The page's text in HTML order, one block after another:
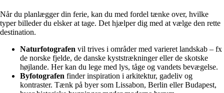
Når du planlægger din ferie, kan du med fordel tænke over, hvilke
typer billeder du elsker at tage. Det hjælper dig med at vælge den rette
destination.
Naturfotografen vil trives i områder med varieret landskab – fx
de norske fjelde, de danske kyststrækninger eller de skotske
højlande. Her kan du lege med lys, tåge og vandets bevægelse.
Byfotografen finder inspiration i arkitektur, gadeliv og
kontraster. Tænk på byer som Lissabon, Berlin eller Budapest,